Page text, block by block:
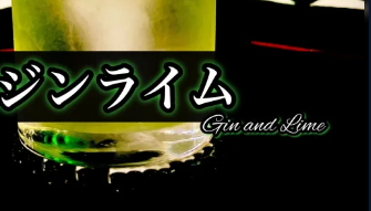
ン・ライム （Gin & Lime）